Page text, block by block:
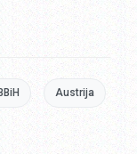
Austrija